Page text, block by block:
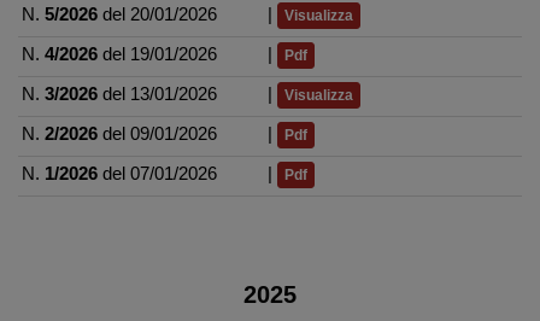
N. 5/2026 del 20/01/2026 Visualizza
N. 4/2026 del 19/01/2026 Pdf
N. 3/2026 del 13/01/2026 Visualizza
N. 2/2026 del 09/01/2026 Pdf
N. 1/2026 del 07/01/2026 Pdf
2025